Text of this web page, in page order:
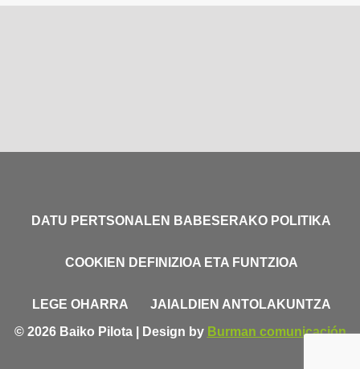
DATU PERTSONALEN BABESERAKO POLITIKA
COOKIEN DEFINIZIOA ETA FUNTZIOA
LEGE OHARRA
JAIALDIEN ANTOLAKUNTZA
© 2026 Baiko Pilota | Design by Burman comunicación